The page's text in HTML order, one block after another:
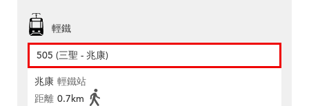
輕鐵
505 (三聖 - 兆康)
兆康 輕鐵站
距離 0.7km